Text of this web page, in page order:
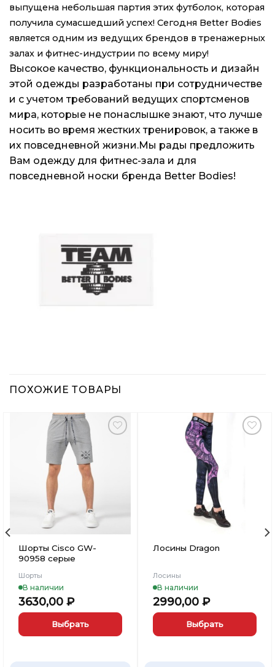
выпущена небольшая партия этих футболок, которая
получила сумаcшедший успех! Сегодня Better Bodies
является одним из ведущих брендов в тренажерных
залах и фитнес-индустрии по всему миру!
Высокое качество, функциональность и дизайн
этой одежды разработаны при сотрудничестве
и с учетом требований ведущих спортсменов
мира, которые не понаслышке знают, что лучше
носить во время жестких тренировок, а также в
их повседневной жизни.Мы рады предложить
Вам одежду для фитнес-зала и для
повседневной носки бренда Better Bodies!
ПОХОЖИЕ ТОВАРЫ
Добавить
Вишлист
Шорты Cisco GW-
90958 серые
Шорты
В наличии
3630,00 ₽
Выбрать
Лосины Dragon
Лосины
В наличии
2990,00 ₽
Выбрать